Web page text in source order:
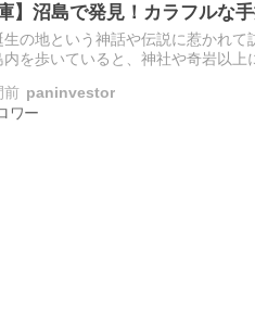
庫】沼島で発見！カラフルな
生の地という神話や伝説に惹かれ
内を歩いていると、神社や奇岩以上
前 paninvestor